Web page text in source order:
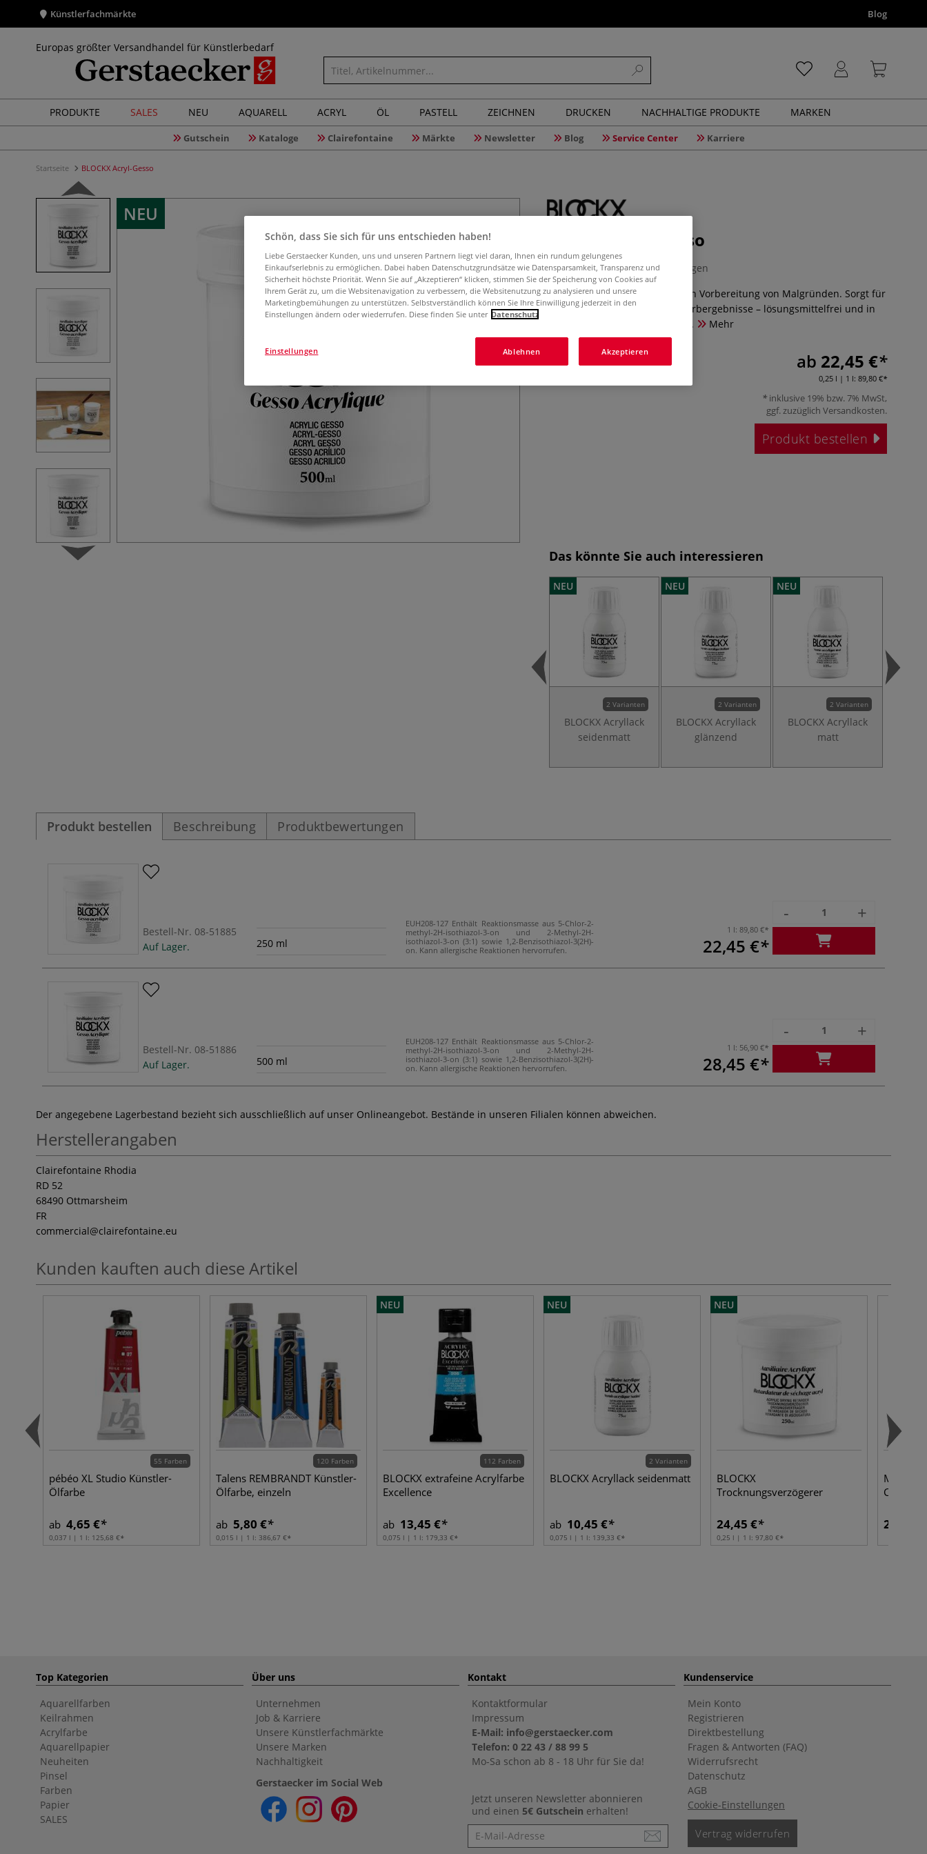
Künstlerfachmärkte Blog
Europas größter Versandhandel für Künstlerbedarf
PRODUKTE SALES NEU AQUARELL ACRYL ÖL PASTELL ZEICHNEN DRUCKEN NACHHALTIGE PRODUKTE MARKEN
Gutschein Kataloge Clairefontaine Märkte Newsletter Blog Service Center Karriere
Startseite BLOCKX Acryl-Gesso
NEU
BLOCKX Acryl-Gesso
0 Bewertungen
Weißes Acryl-Gesso zur optimalen Vorbereitung von Malgründen. Sorgt für
bessere Haftung und brillante Farbergebnisse – lösungsmittelfrei und in
verschiedenen Größen erhältlich.
Mehr
ab 22,45 €
0,25 l | 1 l: 89,80 €
inklusive 19% bzw. 7% MwSt,
ggf. zuzüglich Versandkosten.
Produkt bestellen
Das könnte Sie auch interessieren
NEU
2 Varianten
BLOCKX Acryllack
seidenmatt
NEU
2 Varianten
BLOCKX Acryllack
glänzend
NEU
2 Varianten
BLOCKX Acryllack
matt
Produkt bestellen Beschreibung Produktbewertungen
Bestell-Nr. 08-51885
Auf Lager.
250 ml
EUH208-127 Enthält Reaktionsmasse aus 5-Chlor-2-
methyl-2H-isothiazol-3-on und 2-Methyl-2H-
isothiazol-3-on (3:1) sowie 1,2-Benzisothiazol-3(2H)-
on. Kann allergische Reaktionen hervorrufen.
1 l:89,80 €
22,45 €
- +
Bestell-Nr. 08-51886
Auf Lager.
500 ml
EUH208-127 Enthält Reaktionsmasse aus 5-Chlor-2-
methyl-2H-isothiazol-3-on und 2-Methyl-2H-
isothiazol-3-on (3:1) sowie 1,2-Benzisothiazol-3(2H)-
on. Kann allergische Reaktionen hervorrufen.
1 l: 56,90 €
28,45 €
- +
Der angegebene Lagerbestand bezieht sich ausschließlich auf unser Onlineangebot. Bestände in unseren Filialen können abweichen.
Herstellerangaben
Clairefontaine Rhodia
RD 52
68490 Ottmarsheim
FR
commercial@clairefontaine.eu
Kunden kauften auch diese Artikel
55 Farben
pébéo XL Studio Künstler-
Ölfarbe
ab 4,65 €
0,037 l | 1 l: 125,68 €
120 Farben
Talens REMBRANDT Künstler-
Ölfarbe, einzeln
ab 5,80 €
0,015 l | 1 l: 386,67 €
NEU
112 Farben
BLOCKX extrafeine Acrylfarbe
Excellence
ab 13,45 €
0,075 l | 1 l: 179,33 €
NEU
2 Varianten
BLOCKX Acryllack seidenmatt
ab 10,45 €
0,075 l | 1 l: 139,33 €
NEU
BLOCKX
Trocknungsverzögerer
24,45 €
0,25 l | 1 l: 97,80 €
Maped®
26,99 €
Top Kategorien
Aquarellfarben
Keilrahmen
Acrylfarbe
Aquarellpapier
Neuheiten
Pinsel
Farben
Papier
SALES
Über uns
Unternehmen
Job & Karriere
Unsere Künstlerfachmärkte
Unsere Marken
Nachhaltigkeit
Gerstaecker im Social Web
Kontakt
Kontaktformular
Impressum
E-Mail: info@gerstaecker.com
Telefon: 0 22 43 / 88 99 5
Mo-Sa schon ab 8 - 18 Uhr für Sie da!
Jetzt unseren Newsletter abonnieren
und einen 5€ Gutschein erhalten!
Newsletter
Kundenservice
Mein Konto
Registrieren
Direktbestellung
Fragen & Antworten (FAQ)
Widerrufsrecht
Datenschutz
AGB
Cookie-Einstellungen
Vertrag widerrufen
Schön, dass Sie sich für uns entschieden haben!
Liebe Gerstaecker Kunden, uns und unseren Partnern liegt viel daran, Ihnen ein rundum gelungenes
Einkaufserlebnis zu ermöglichen. Dabei haben Datenschutzgrundsätze wie Datensparsamkeit, Transparenz und
Sicherheit höchste Priorität. Wenn Sie auf „Akzeptieren“ klicken, stimmen Sie der Speicherung von Cookies auf
Ihrem Gerät zu, um die Websitenavigation zu verbessern, die Websitenutzung zu analysieren und unsere
Marketingbemühungen zu unterstützen. Selbstverständlich können Sie Ihre Einwilligung jederzeit in den
Einstellungen ändern oder wiederrufen. Diese finden Sie unter Datenschutz
Ablehnen Akzeptieren
Einstellungen